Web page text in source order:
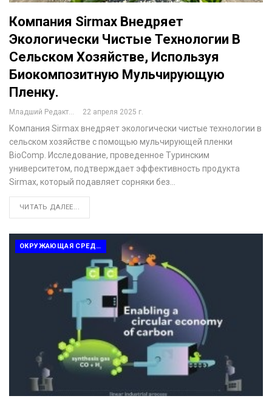
Компания Sirmax Внедряет
Экологически Чистые Технологии В
Сельском Хозяйстве, Используя
Биокомпозитную Мульчирующую
Пленку.
Младший Редактор 22 апреля 2025 г.
Компания Sirmax внедряет экологически чистые технологии в
сельском хозяйстве с помощью мульчирующей пленки
BioComp. Исследование, проведенное Туринским
университетом, подтверждает эффективность продукта
Sirmax, который подавляет сорняки без…
ЧИТАТЬ ДАЛЕЕ...
ОКРУЖАЮЩАЯ СРЕДА И ПЕРЕРАБОТКА ОТХОДОВ